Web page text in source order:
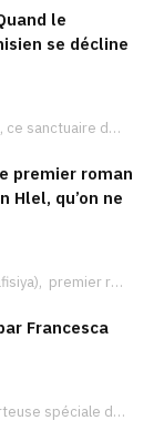
le
se décline
Le palais d’Ennejma Ezzahra, ce sanctuaire de la musique tunisienne et méditerranéenne construit par le…
premier roman
Hlel, qu’on ne
Le cave de Hafisa (9abou 7afisiya), premier roman du journaliste tunisien Mohamed Amine Ben Hlel,…
Francesca
Francesca Albanese, rapporteuse spéciale de l’ONU sur les territoires palestiniens occupés, était à Tunis pour…